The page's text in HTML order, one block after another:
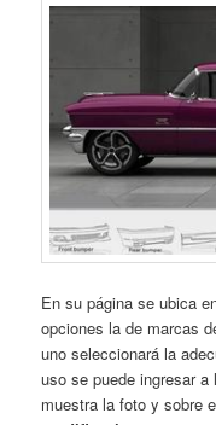
En su página se ubica
opciones la de marcas
uno seleccionará la
uso se puede ingresar
muestra la foto y sobre